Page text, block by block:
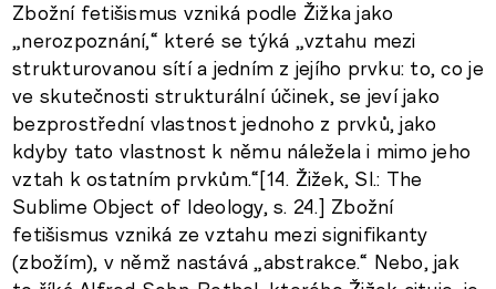
Zbožní fetišismus vzniká podle Žižka jako
„nerozpoznání,“ které se týká „vztahu mezi
strukturovanou sítí a jedním z jejího prvku: to, co je
ve skutečnosti strukturální účinek, se jeví jako
bezprostřední vlastnost jednoho z prvků, jako
kdyby tato vlastnost k němu náležela i mimo jeho
vztah k ostatním prvkům.“[14. Žižek, Sl.: The
Sublime Object of Ideology, s. 24.] Zbožní
fetišismus vzniká ze vztahu mezi signifikanty
(zbožím), v němž nastává „abstrakce.“ Nebo, jak